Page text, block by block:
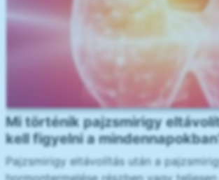
Mi történik pajzsmirigy
kell figyelni a
Pajzsmirigy eltávolítás után a